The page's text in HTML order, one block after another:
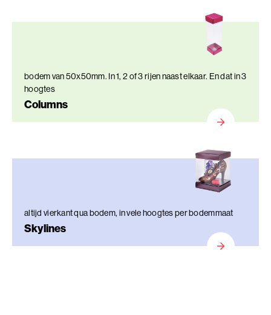
bodem van 50x50mm. In 1, 2 of 3 rijen naast elkaar. En dat in 3
hoogtes
Columns
altijd vierkant qua bodem, in vele hoogtes per bodemmaat
Skylines